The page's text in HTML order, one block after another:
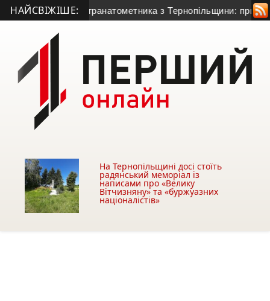
НАЙСВІЖІШЕ:
50-річного гранатометника з Тернопільщини: причина
На Тернопільщині досі стоїть
радянський меморіал із
написами про «Велику
Вітчизняну» та «буржуазних
націоналістів»